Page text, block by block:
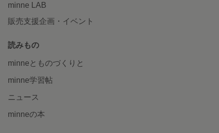
minne LAB
販売支援企画・イベント
読みもの
minneとものづくりと
minne学習帖
ニュース
minneの本